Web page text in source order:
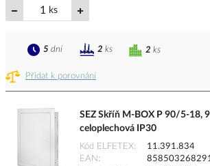
ks
Přidat k porovnání
2 ks
5 dní 2 ks
SEZ Skříň M-BOX P 90/5-18,
celoplechová IP30
Kód ELFETEX
11.391.834
EAN